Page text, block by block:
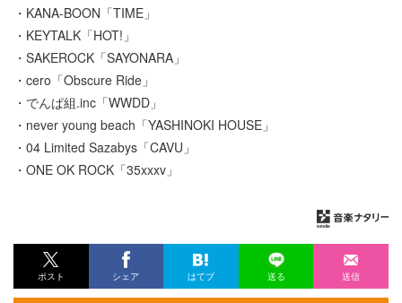
・KANA-BOON「TIME」
・KEYTALK「HOT!」
・SAKEROCK「SAYONARA」
・cero「Obscure Ride」
・でんぱ組.inc「WWDD」
・never young beach「YASHINOKI HOUSE」
・04 Limited Sazabys「CAVU」
・ONE OK ROCK「35xxxv」
ポスト シェア はてブ 送る 送信